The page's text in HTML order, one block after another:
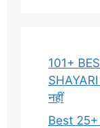
101+
नहीं
Best